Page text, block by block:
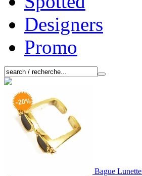
Designers
Promo
Bague